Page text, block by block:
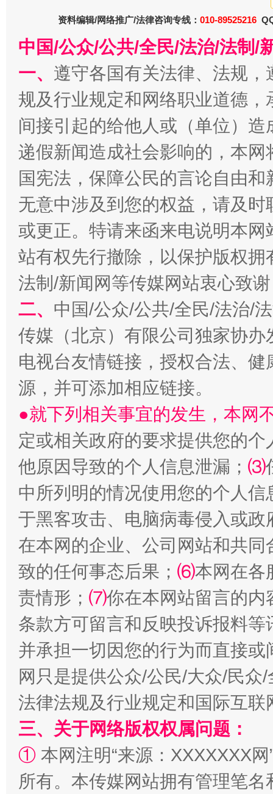
千年窑火 生生不息 一
受贿1.44亿！段成刚被判无期 从幼
全民健身五年计划来了！等你上场
资料编辑/网络推广/法律咨询专线： 010-89525216
中国/公众/公共/全民/法治/法制/
一、 遵守各国有关法律、法规
规及行业规定和网络职业道德
间接引起的给他人或（单位）
递假新闻造成社会影响的，本
国宪法，保障公民的言论自由
无意中涉及到您的权益，请及
或更正。特请来函来电说明本
站有权先行撤除，以保护版权
法制/新闻网等传媒网站衷心致
二、 中国/公众/公共/全民/法治/
传媒（北京）有限公司独家协
电视台友情链接，授权合法、
源，并可添加相应链接。
●就下列相关事宜的发生，本网
定或相关政府的要求提供您的个
他原因导致的个人信息泄漏； ⑶
中所列明的情况使用您的个人
于黑客攻击、电脑病毒侵入或
在本网的企业、公司网站和共
致的任何事态后果； ⑹本网在各
责情形； ⑺你在本网站留言的内
条款方可留言和反映投诉报料
并承担一切因您的行为而直接
网只是提供公众/公民/大众/民
法律法规及行业规定和国际互
三、关于网络版权权属问题：
① 本网注明“来源：XXXXXXX
所有。本传媒网站拥有管理笔